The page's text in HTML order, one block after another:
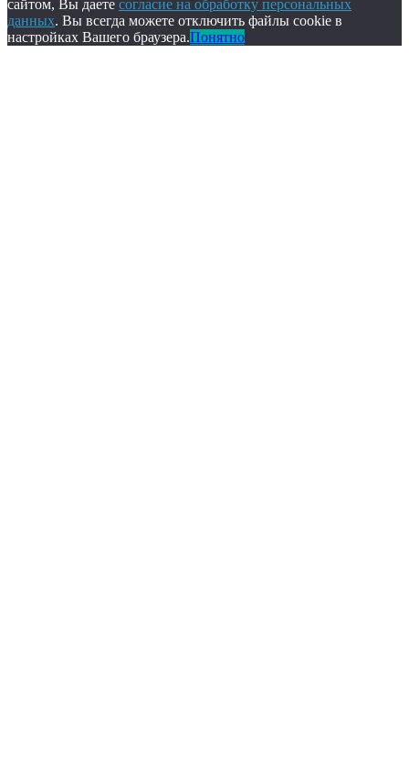
сайтом, Вы даете согласие на обработку персональных
данных. Вы всегда можете отключить файлы cookie в
настройках Вашего браузера.Понятно